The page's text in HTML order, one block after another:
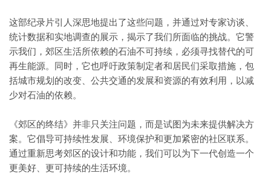
这部纪录片引人深思地提出了这些问题，并通过对专家访谈、
统计数据和实地调查的展示，揭示了我们所面临的挑战。它警
示我们，郊区生活所依赖的石油不可持续，必须寻找替代的可
再生能源。同时，它也呼吁政策制定者和居民们采取措施，包
括城市规划的改变、公共交通的发展和资源的有效利用，以减
少对石油的依赖。
《郊区的终结》并非只关注问题，而是试图为未来提供解决方
案。它倡导可持续性发展、环境保护和更加紧密的社区联系。
通过重新思考郊区的设计和功能，我们可以为下一代创造一个
更美好、更可持续的生活环境。